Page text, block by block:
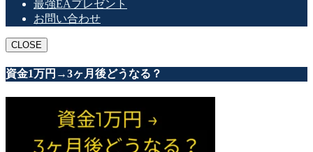
最強EAプレゼント
お問い合わせ
CLOSE
資金1万円→3ヶ月後どうなる？